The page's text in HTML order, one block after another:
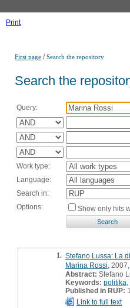
Print
First page /Search the repository
Search the
Query:
Work type:
Language:
Search in:
Options:
Show only hits
1. Stefano Lussa: La
Marina Rossi ,
Abstract: Stefano
Keywords: politika
Published in RUP:
Link to full text